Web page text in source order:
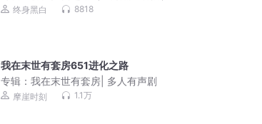
终身黑白 8818
我在末世有套房651进化之路
专辑： 我在末世有套房| 多人有声剧
摩崖时刻 1.1万